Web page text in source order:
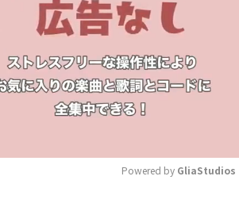
Powered by GliaStudios